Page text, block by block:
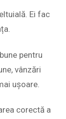
Ei fac
pentru
vânzări
ușoare.
corectă a